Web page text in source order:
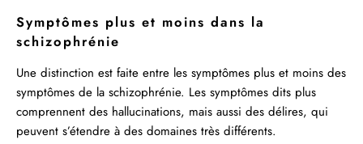
Symptômes plus et moins dans la
schizophrénie
Une distinction est faite entre les symptômes plus et moins des
symptômes de la schizophrénie. Les symptômes dits plus
comprennent des hallucinations, mais aussi des délires, qui
peuvent s’étendre à des domaines très différents.